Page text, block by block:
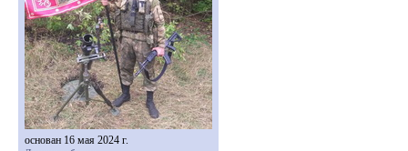
основан 16 мая 2024 г.